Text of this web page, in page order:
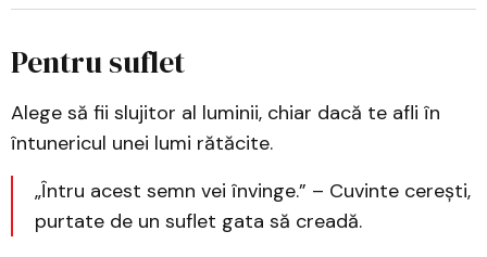
Pentru suflet
Alege să fii slujitor al luminii, chiar dacă te afli în
întunericul unei lumi rătăcite.
„Întru acest semn vei învinge.” – Cuvinte cerești,
purtate de un suflet gata să creadă.